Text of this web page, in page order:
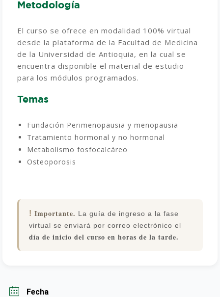
Metodología
El curso se ofrece en modalidad 100% virtual
desde la plataforma de la Facultad de Medicina
de la Universidad de Antioquia, en la cual se
encuentra disponible el material de estudio
para los módulos programados.
Temas
Fundación Perimenopausia y menopausia
Tratamiento hormonal y no hormonal
Metabolismo fosfocalcáreo
Osteoporosis
! Importante. La guía de ingreso a la fase
virtual se enviará por correo electrónico el
día de inicio del curso en horas de la tarde.
Fecha